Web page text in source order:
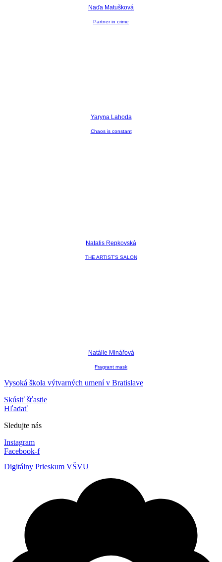
Naďa Matušková
Partner in crime
Yaryna Lahoda
Сhaos is constant
Natalis Repkovská
THE ARTIST’S SALON
Natálie Minářová
Fragrant mask
Vysoká škola výtvarných umení v Bratislave
Skúsiť šťastie
Hľadať
Sledujte nás
Instagram
Facebook-f
Digitálny Prieskum VŠVU